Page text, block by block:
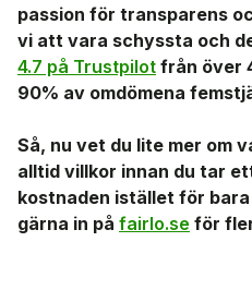
passion för transparens
vi att vara schyssta och
4.7 på Trustpilot från över
90% av omdömena
Så, nu vet du lite mer om
alltid villkor innan du tar
kostnaden istället för
gärna in på fairlo.se för